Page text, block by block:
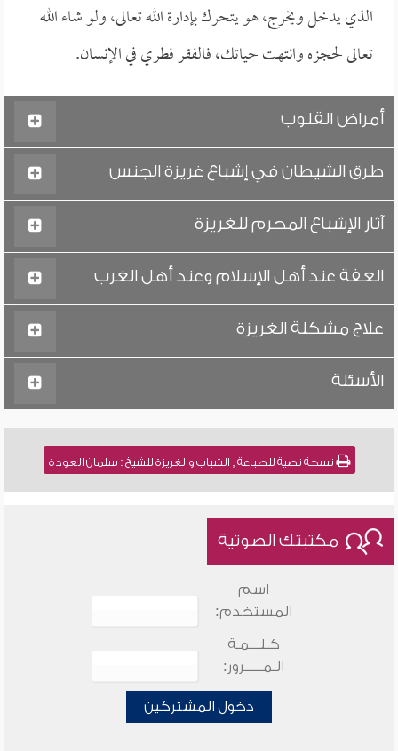
الذي يدخل ويخرج، هو يتحرك بإدارة الله تعالى، ولو شاء الله
تعالى لحجزه وانتهت حياتك، فالفقر فطري في الإنسان.
أمراض القلوب
طرق الشيطان في إشباع غريزة الجنس
آثار الإشباع المحرم للغريزة
العفة عند أهل الإسلام وعند أهل الغرب
علاج مشكلة الغريزة
الأسئلة
نسخة نصية للطباعة , الشباب والغريزة للشيخ : سلمان العودة
مكتبتك الصوتية
اسم
المستخدم:
كـلـــمـة
الـمـــــرور:
دخول المشتركين